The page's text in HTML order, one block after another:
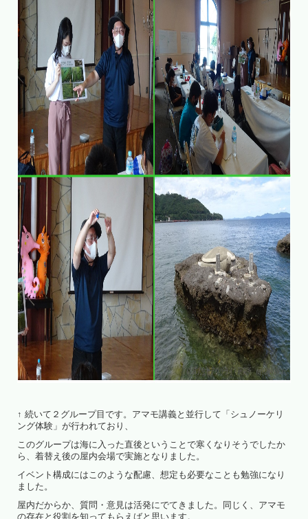
↑ 続いて２グループ目です。アマモ講義と並行して「シュノーケリ
ング体験」が行われており、
このグループは海に入った直後ということで寒くなりそうでしたか
ら、着替え後の屋内会場で実施となりました。
イベント構成にはこのような配慮、想定も必要なことも勉強になり
ました。
屋内だからか、質問・意見は活発にでてきました。同じく、アマモ
の存在と役割を知ってもらえばと思います。